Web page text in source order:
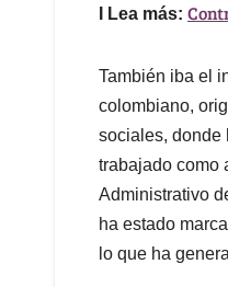
I Lea más:
También iba el
colombiano,
sociales, donde
trabajado como
Administrativo
ha estado
lo que ha